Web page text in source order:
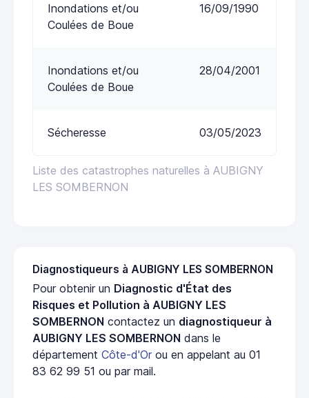
Liste des catastrophes naturelles à AUBIGNY
LES SOMBERNON
Inondations et/ou
Coulées de Boue
16/09/1990
Inondations et/ou
Coulées de Boue
28/04/2001
Sécheresse 03/05/2023
Diagnostiqueurs à AUBIGNY LES SOMBERNON
Pour obtenir un Diagnostic d'État des
Risques et Pollution à AUBIGNY LES
SOMBERNON contactez un diagnostiqueur à
AUBIGNY LES SOMBERNON dans le
département Côte-d'Or ou en appelant au 01
83 62 99 51 ou par mail.